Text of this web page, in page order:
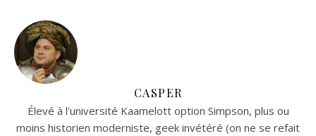
CASPER
Élevé à l'université Kaamelott option Simpson, plus ou
moins historien moderniste, geek invétéré (on ne se refait